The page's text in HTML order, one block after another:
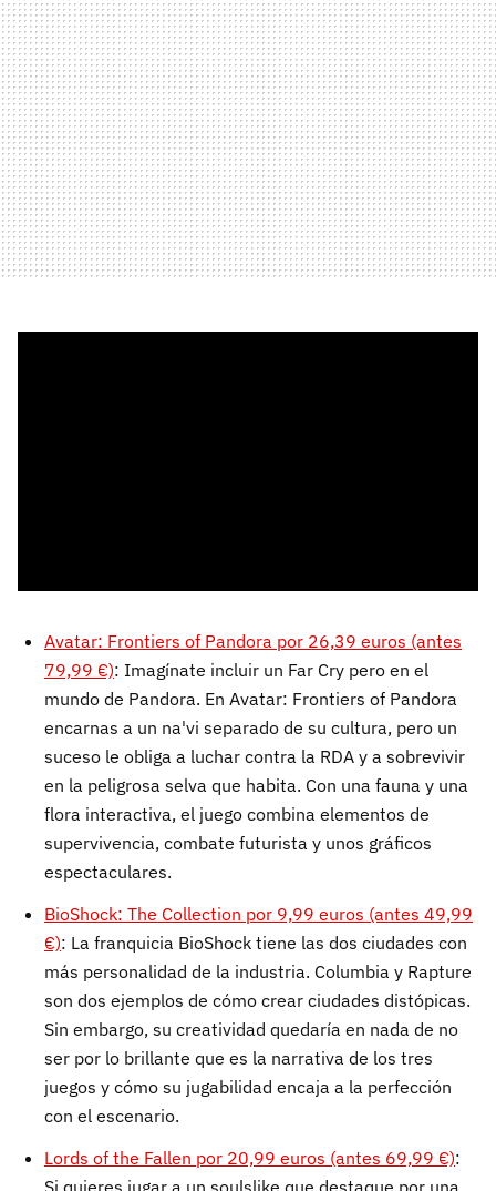
Avatar: Frontiers of Pandora por 26,39 euros (antes
79,99 €): Imagínate incluir un Far Cry pero en el
mundo de Pandora. En Avatar: Frontiers of Pandora
encarnas a un na'vi separado de su cultura, pero un
suceso le obliga a luchar contra la RDA y a sobrevivir
en la peligrosa selva que habita. Con una fauna y una
flora interactiva, el juego combina elementos de
supervivencia, combate futurista y unos gráficos
espectaculares.
BioShock: The Collection por 9,99 euros (antes 49,99
€): La franquicia BioShock tiene las dos ciudades con
más personalidad de la industria. Columbia y Rapture
son dos ejemplos de cómo crear ciudades distópicas.
Sin embargo, su creatividad quedaría en nada de no
ser por lo brillante que es la narrativa de los tres
juegos y cómo su jugabilidad encaja a la perfección
con el escenario.
Lords of the Fallen por 20,99 euros (antes 69,99 €):